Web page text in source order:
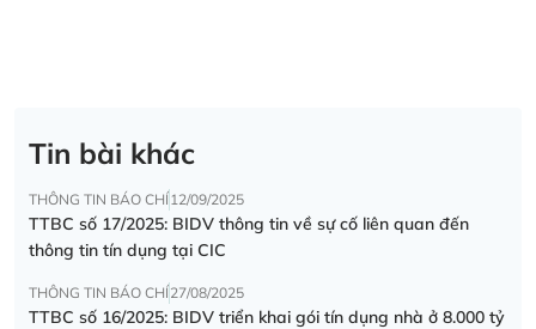
Tin bài khác
THÔNG TIN BÁO CHÍ12/09/2025
TTBC số 17/2025: BIDV thông tin về sự cố liên quan đến
thông tin tín dụng tại CIC
THÔNG TIN BÁO CHÍ27/08/2025
TTBC số 16/2025: BIDV triển khai gói tín dụng nhà ở 8.000 tỷ